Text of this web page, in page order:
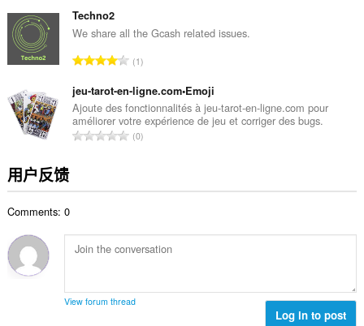
in
the
system
tray.
展
可
的
标
签
和
浏
活
动。
次
：
Techno2
We share all the Gcash related issues.
总
分
次
数
：
1
jeu-tarot-en-ligne.com•Emoji
Ajoute des fonctionnalités à jeu-tarot-en-ligne.com pour
améliorer votre expérience de jeu et corriger des bugs.
总
0
用户反馈
Comments: 0
View forum thread
Log in to post